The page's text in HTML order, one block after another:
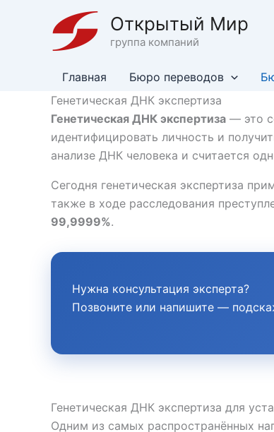
содержимому
Открытый Мир
группа компаний
Главная Бюро переводов
Генетическая ДНК экспертиза
Генетическая ДНК экспертиза — это
идентифицировать личность и
анализе ДНК человека и считается
Сегодня генетическая экспертиза
также в ходе расследования
99,9999%.
Нужна консультация эксперта?
Позвоните или напишите —
Генетическая ДНК экспертиза для
Одним из самых распространённых